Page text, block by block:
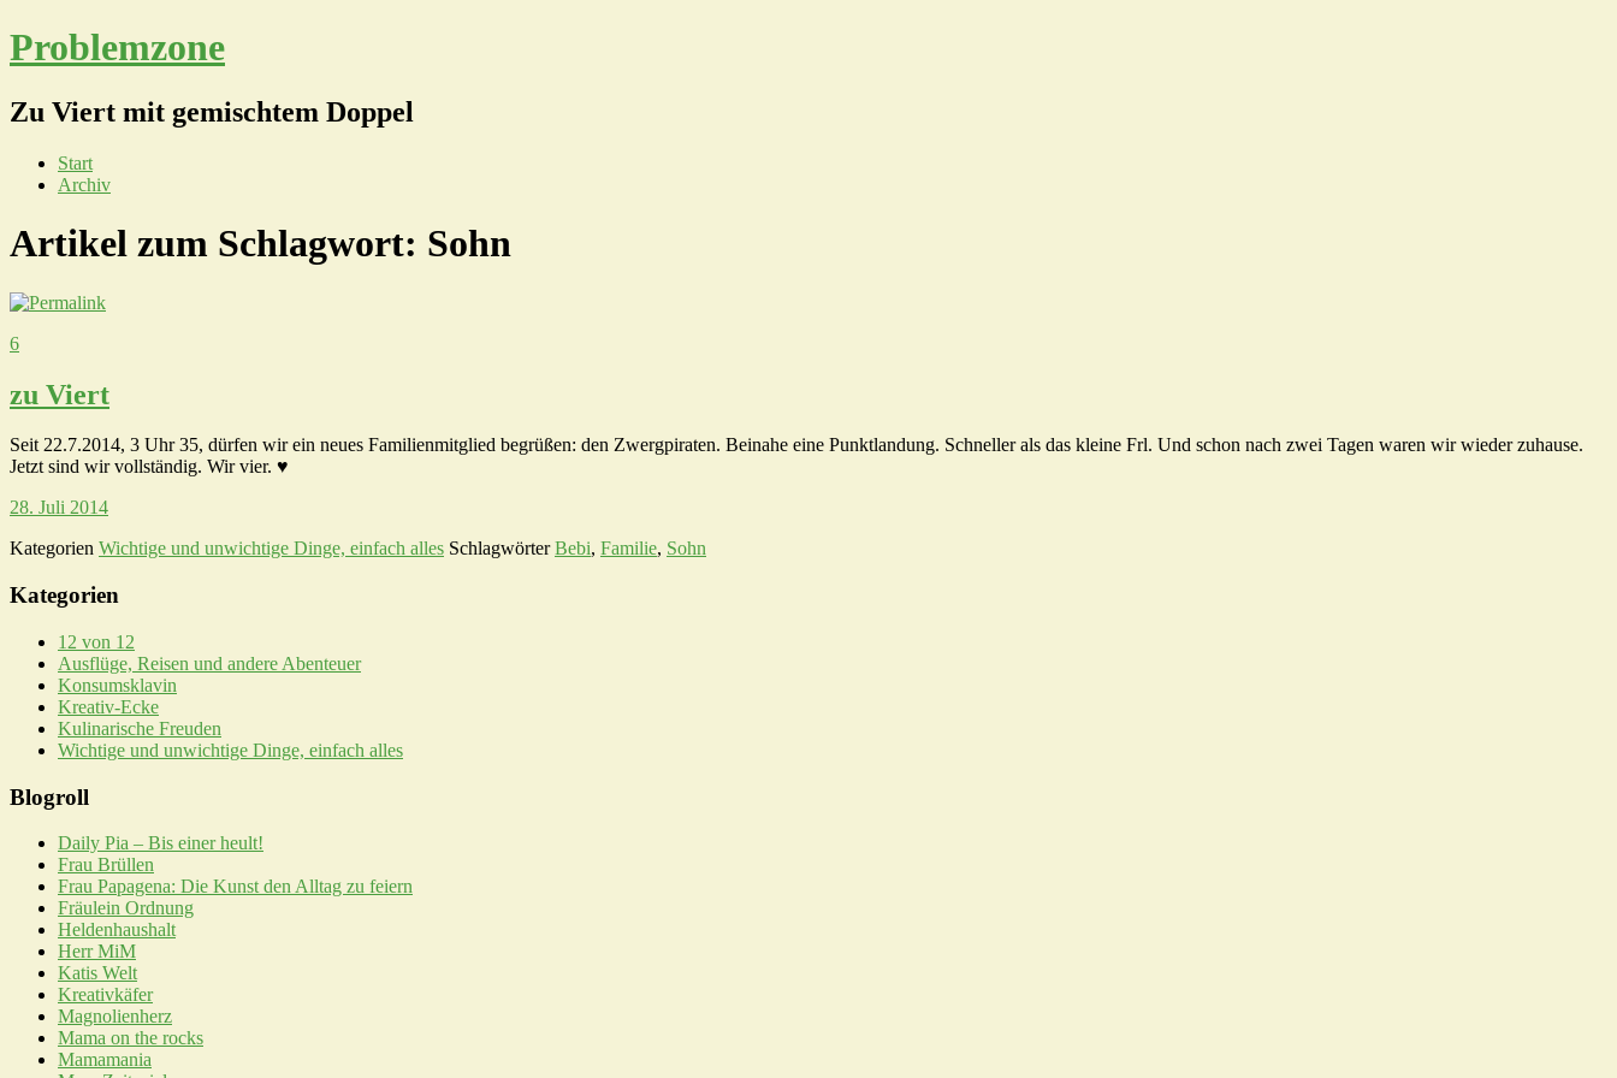
Problemzone
Zu Viert mit gemischtem Doppel
Start
Archiv
Artikel zum Schlagwort: Sohn
6
zu Viert
Seit 22.7.2014, 3 Uhr 35, dürfen wir ein neues Familienmitglied begrüßen: den Zwergpiraten. Beinahe eine Punktlandung. Schneller als das kleine Frl. Und schon nach zwei Tagen waren wir wieder zuhause.
Jetzt sind wir vollständig. Wir vier. ♥
28. Juli 2014
Kategorien Wichtige und unwichtige Dinge, einfach alles SchlagwörterBebi, Familie, Sohn
Kategorien
12 von 12
Ausflüge, Reisen und andere Abenteuer
Konsumsklavin
Kreativ-Ecke
Kulinarische Freuden
Wichtige und unwichtige Dinge, einfach alles
Blogroll
Daily Pia – Bis einer heult!
Frau Brüllen
Frau Papagena: Die Kunst den Alltag zu feiern
Fräulein Ordnung
Heldenhaushalt
Herr MiM
Katis Welt
Kreativkäfer
Magnolienherz
Mama on the rocks
Mamamania